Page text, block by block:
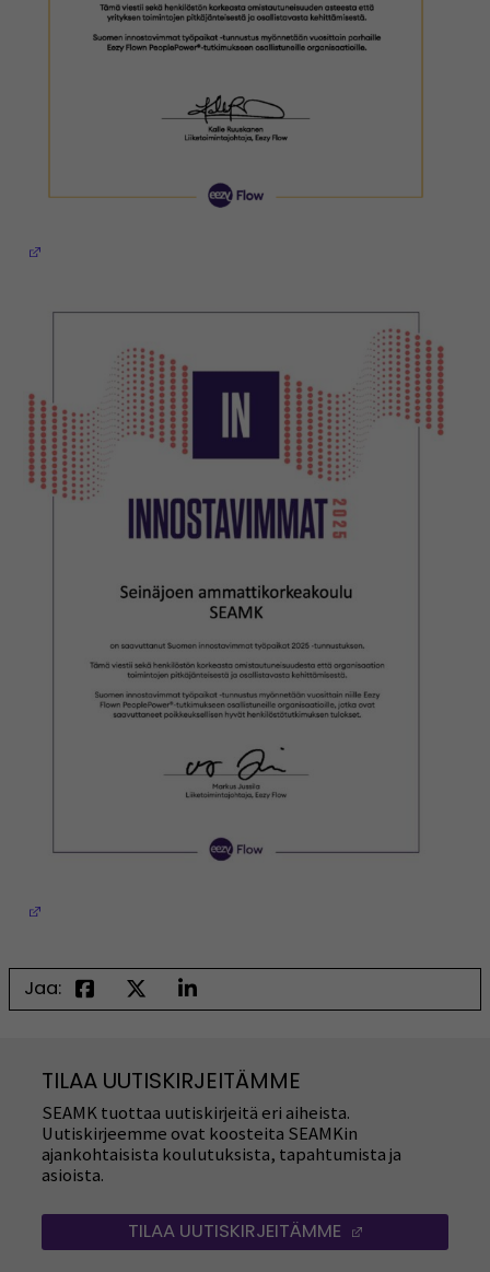
Jaa:
TILAA UUTISKIRJEITÄMME
SEAMK tuottaa uutiskirjeitä eri aiheista.
Uutiskirjeemme ovat koosteita SEAMKin
ajankohtaisista koulutuksista, tapahtumista ja
asioista.
TILAA UUTISKIRJEITÄMME